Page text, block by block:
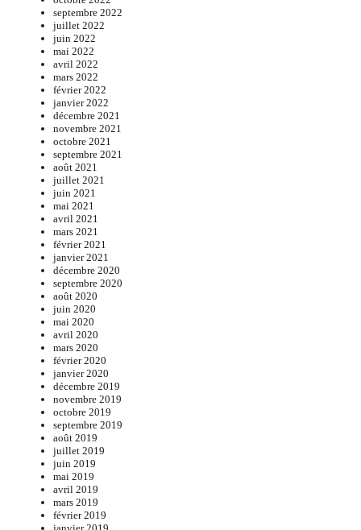
septembre 2022
juillet 2022
juin 2022
mai 2022
avril 2022
mars 2022
février 2022
janvier 2022
décembre 2021
novembre 2021
octobre 2021
septembre 2021
août 2021
juillet 2021
juin 2021
mai 2021
avril 2021
mars 2021
février 2021
janvier 2021
décembre 2020
septembre 2020
août 2020
juin 2020
mai 2020
avril 2020
mars 2020
février 2020
janvier 2020
décembre 2019
novembre 2019
octobre 2019
septembre 2019
août 2019
juillet 2019
juin 2019
mai 2019
avril 2019
mars 2019
février 2019